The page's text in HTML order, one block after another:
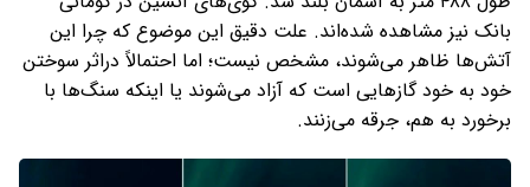
بانک نیز مشاهده شده‌اند. علت دقیق این موضوع که چرا این
آتش‌ها ظاهر می‌شوند، مشخص نیست؛ اما احتمالاً دراثر سوختن
خود به خود گازهایی است که آزاد می‌شوند یا اینکه سنگ‌ها با
برخورد به هم، جرقه می‌زنند.